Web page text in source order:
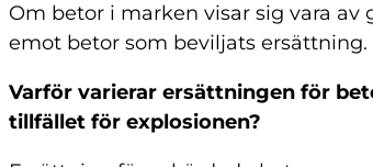
Om betor i marken visar sig vara
emot betor som beviljats
Varför varierar ersättningen för
tillfället för explosionen?